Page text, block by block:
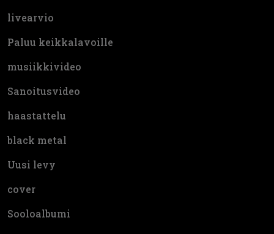
livearvio
Paluu keikkalavoille
musiikkivideo
Sanoitusvideo
haastattelu
black metal
Uusi levy
cover
Sooloalbumi